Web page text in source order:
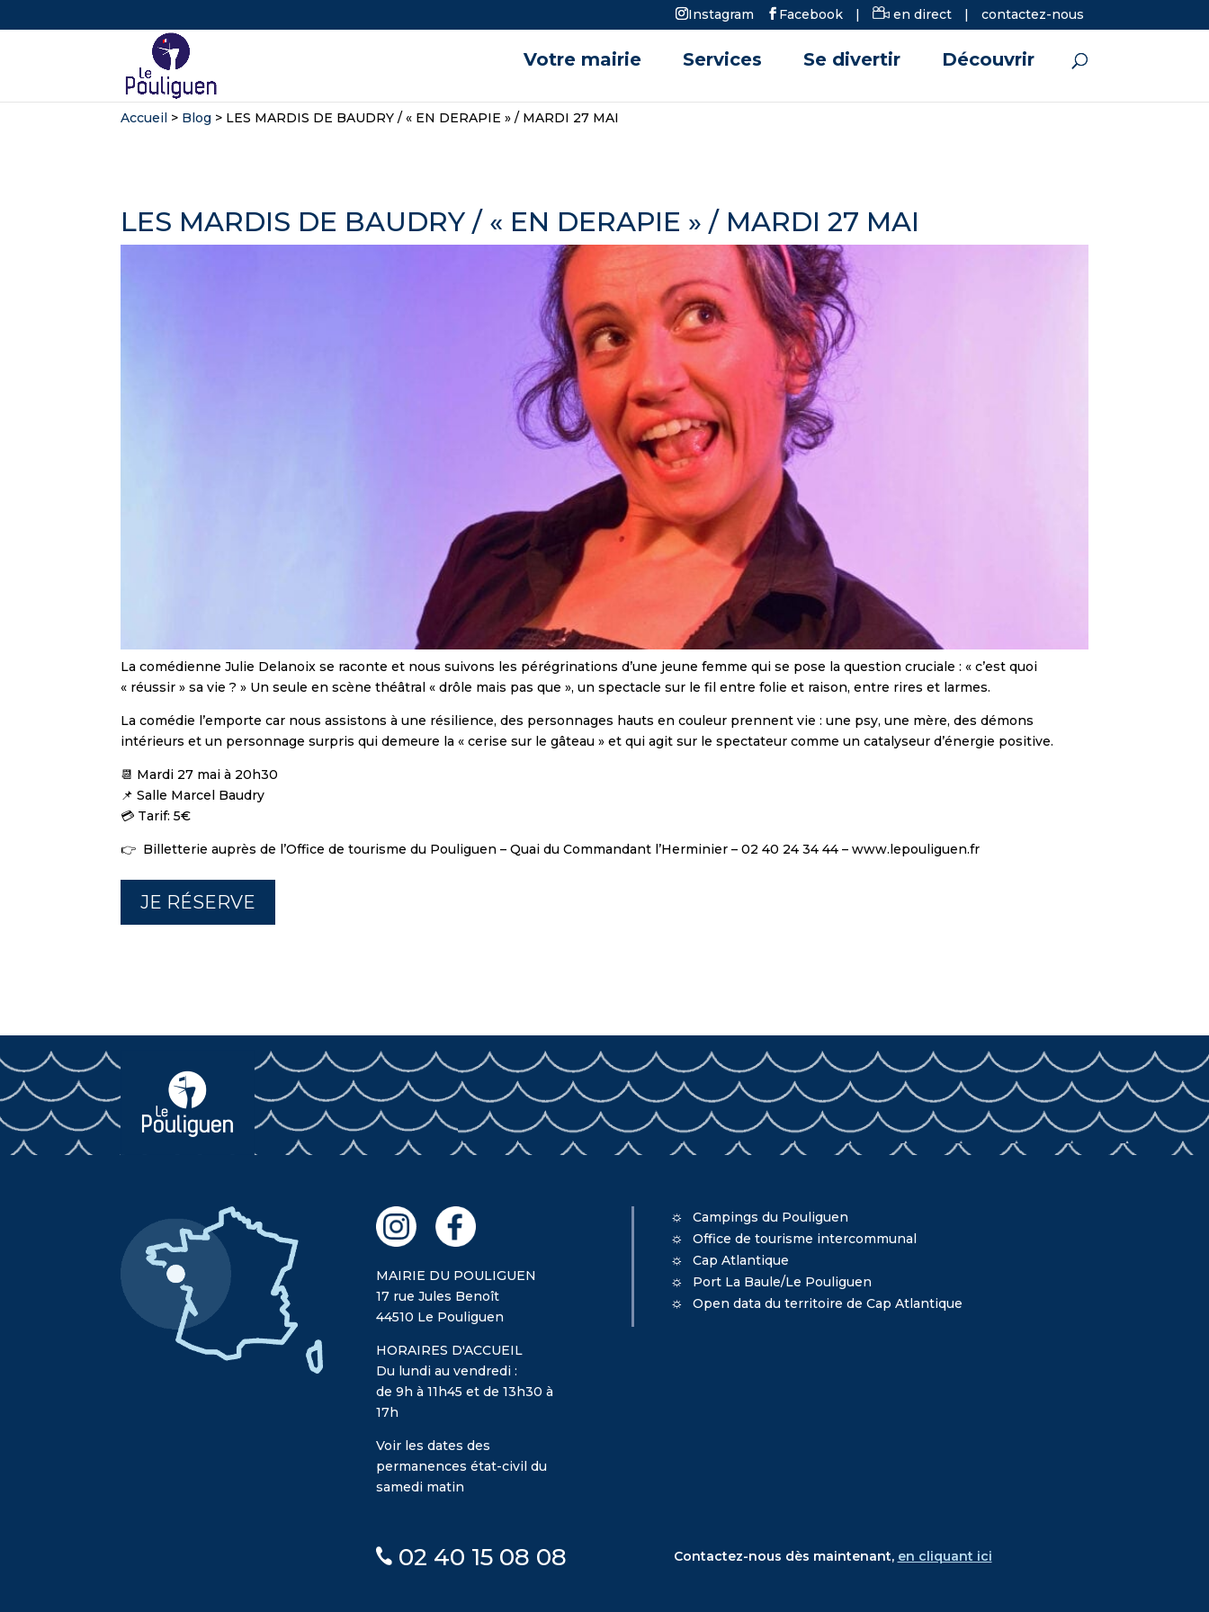
Instagram Facebook | en direct | contactez-nous
Votre mairie Services Se divertir Découvrir
Accueil > Blog > LES MARDIS DE BAUDRY / « EN DERAPIE » / MARDI 27 MAI
LES MARDIS DE BAUDRY / « EN DERAPIE » / MARDI 27 MAI
La comédienne Julie Delanoix se raconte et nous suivons les pérégrinations d’une jeune femme qui se pose la question cruciale : « c’est quoi
« réussir » sa vie ? » Un seule en scène théâtral « drôle mais pas que », un spectacle sur le fil entre folie et raison, entre rires et larmes.
La comédie l’emporte car nous assistons à une résilience, des personnages hauts en couleur prennent vie : une psy, une mère, des démons
intérieurs et un personnage surpris qui demeure la « cerise sur le gâteau » et qui agit sur le spectateur comme un catalyseur d’énergie positive.
📆 Mardi 27 mai à 20h30
📌 Salle Marcel Baudry
💳️ Tarif: 5€
👉️ Billetterie auprès de l’Office de tourisme du Pouliguen – Quai du Commandant l’Herminier – 02 40 24 34 44 – www.lepouliguen.fr
JE RÉSERVE
MAIRIE DU POULIGUEN
17 rue Jules Benoît
44510 Le Pouliguen
HORAIRES D'ACCUEIL
Du lundi au vendredi :
de 9h à 11h45 et de 13h30 à
17h
Voir les dates des
permanences état-civil du
samedi matin
Campings du Pouliguen
Office de tourisme intercommunal
Cap Atlantique
Port La Baule/Le Pouliguen
Open data du territoire de Cap Atlantique
02 40 15 08 08 Contactez-nous dès maintenant, en cliquant ici